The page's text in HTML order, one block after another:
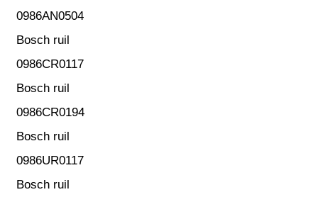
0986AN0504
Bosch ruil
0986CR0117
Bosch ruil
0986CR0194
Bosch ruil
0986UR0117
Bosch ruil